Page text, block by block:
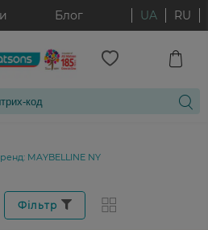
Блог UA RU
MAYBELLINE NY
Фільтр